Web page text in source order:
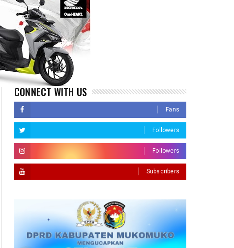
CONNECT WITH US
Fans
Followers
Followers
Subscribers